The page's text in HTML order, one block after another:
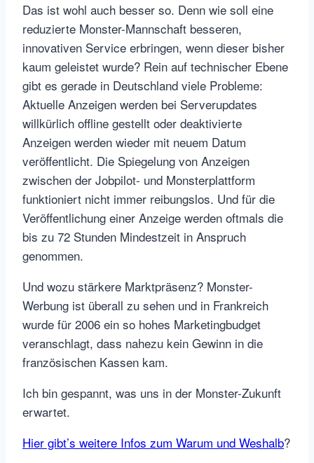
Das ist wohl auch besser so. Denn wie soll eine
reduzierte Monster-Mannschaft besseren,
innovativen Service erbringen, wenn dieser bisher
kaum geleistet wurde? Rein auf technischer Ebene
gibt es gerade in Deutschland viele Probleme:
Aktuelle Anzeigen werden bei Serverupdates
willkürlich offline gestellt oder deaktivierte
Anzeigen werden wieder mit neuem Datum
veröffentlicht. Die Spiegelung von Anzeigen
zwischen der Jobpilot- und Monsterplattform
funktioniert nicht immer reibungslos. Und für die
Veröffentlichung einer Anzeige werden oftmals die
bis zu 72 Stunden Mindestzeit in Anspruch
genommen.
Und wozu stärkere Marktpräsenz? Monster-
Werbung ist überall zu sehen und in Frankreich
wurde für 2006 ein so hohes Marketingbudget
veranschlagt, dass nahezu kein Gewinn in die
französischen Kassen kam.
Ich bin gespannt, was uns in der Monster-Zukunft
erwartet.
Hier gibt’s weitere Infos zum Warum und Weshalb?